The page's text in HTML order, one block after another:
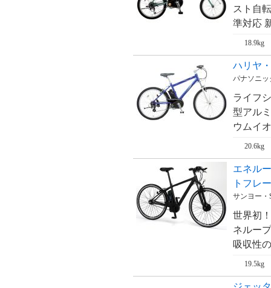
スト自
準対応
18.9kg
ハリヤ
パナソニッ
ライフ
型アル
ウムイ
20.6kg
エネル
トフレ
サンヨー
世界初
ネルー
吸収性
19.5kg